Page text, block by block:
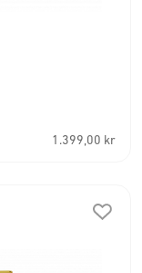
1.399,00 kr